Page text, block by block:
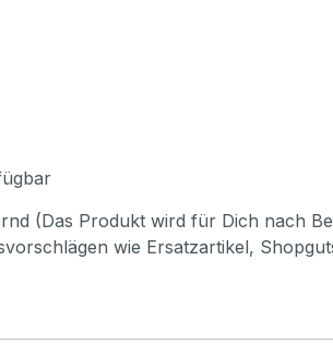
(Das Produkt wird für Dich nach
wie Ersatzartikel,